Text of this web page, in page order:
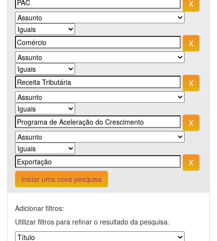
Iniciar uma nova pesquisa
Adicionar filtros:
Utilizar filtros para refinar o resultado da pesquisa.